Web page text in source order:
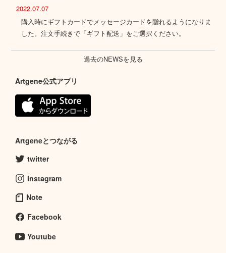
2022.07.07
購入時にギフトカードでメッセージカードを贈れるようになりま
した。注文手続きで「ギフト配送」をご選択ください。
過去のNEWSを見る
Artgene公式アプリ
Artgeneとつながる
twitter
Instagram
Note
Facebook
Youtube